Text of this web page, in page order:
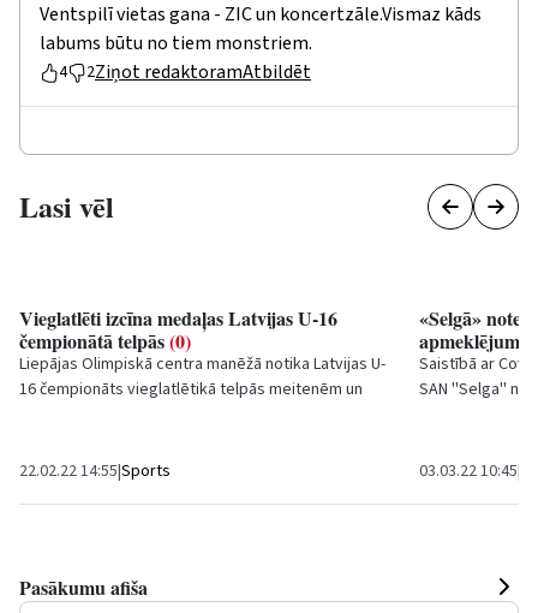
Ventspilī vietas gana - ZIC un koncertzāle.Vismaz kāds
labums būtu no tiem monstriem.
4 2Ziņot redaktoramAtbildēt
Lasi vēl
Vieglatlēti izcīna medaļas Latvijas U-16
čempionātā telpās(0)
Liepājas Olimpiskā centra manēžā notika Latvijas U-
16 čempionāts vieglatlētikā telpās meitenēm un
22.02.22 14:55|Sports
«Selgā»
Saistībā ar
SAN ''Selga''
03.03.22 10:45|
Pasākumu afiša